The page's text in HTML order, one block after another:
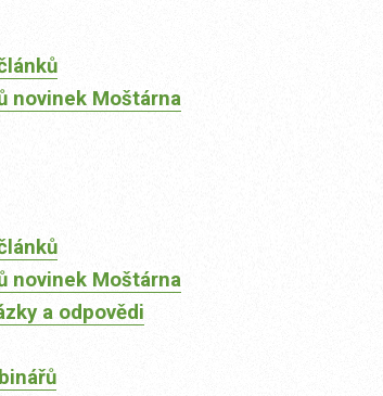
novinek Moštárna
novinek Moštárna
a odpovědi